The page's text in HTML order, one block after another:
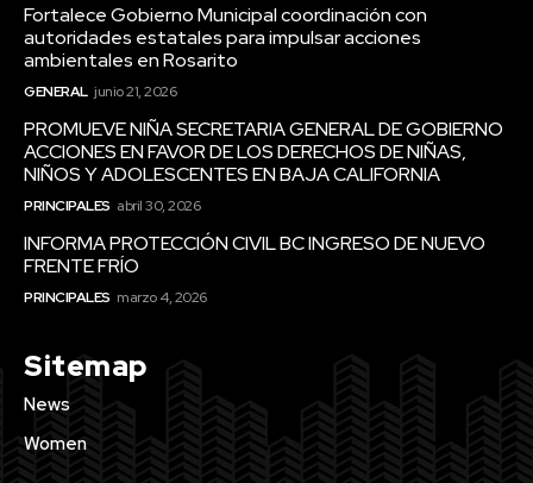
Fortalece Gobierno Municipal coordinación con
autoridades estatales para impulsar acciones
ambientales en Rosarito
GENERAL junio 21, 2026
PROMUEVE NIÑA SECRETARIA GENERAL DE GOBIERNO
ACCIONES EN FAVOR DE LOS DERECHOS DE NIÑAS,
NIÑOS Y ADOLESCENTES EN BAJA CALIFORNIA
PRINCIPALES abril 30, 2026
INFORMA PROTECCIÓN CIVIL BC INGRESO DE NUEVO
FRENTE FRÍO
PRINCIPALES marzo 4, 2026
Sitemap
News
Women